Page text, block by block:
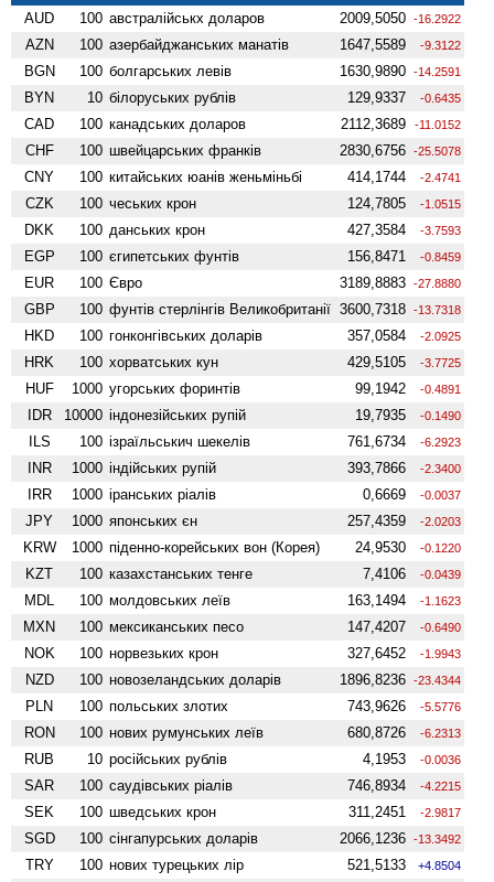
AUD
100 австралійськх доларов 2009,5050 -16.2922
AZN 100 азербайджанських манатів 1647,5589 -9.3122
BGN 100 болгарських левів 1630,9890 -14.2591
BYN 10 білоруських рублів 129,9337 -0.6435
CAD 100 канадських доларов 2112,3689 -11.0152
CHF 100 швейцарських франків 2830,6756 -25.5078
CNY 100 китайських юанів женьмiньбi 414,1744 -2.4741
CZK 100 чеських крон 124,7805 -1.0515
DKK 100 данських крон 427,3584 -3.7593
EGP 100 єгипетських фунтів 156,8471 -0.8459
EUR 100 Євро 3189,8883 -27.8880
GBP 100 фунтів стерлінгів Велико­британії 3600,7318 -13.7318
HKD 100 гонконгівських доларів 357,0584 -2.0925
HRK 100 хорватських кун 429,5105 -3.7725
HUF 1000 угорських форинтів 99,1942 -0.4891
IDR 10000 індонезійських рупій 19,7935 -0.1490
ILS 100 ізраїльськич шекелів 761,6734 -6.2923
INR 1000 індійських рупій 393,7866 -2.3400
IRR 1000 іранських ріалів 0,6669 -0.0037
JPY 1000 японських єн 257,4359 -2.0203
KRW 1000 піденно-корейських вон (Корея) 24,9530 -0.1220
KZT 100 казахстанських тенге 7,4106 -0.0439
MDL 100 молдовських леїв 163,1494 -1.1623
MXN 100 мексиканських песо 147,4207 -0.6490
NOK 100 норвезьких крон 327,6452 -1.9943
NZD 100 ново­зеландських доларів 1896,8236 -23.4344
PLN 100 польських злотих 743,9626 -5.5776
RON 100 нових румунських леїв 680,8726 -6.2313
RUB 10 російських рублів 4,1953 -0.0036
SAR 100 саудівських ріалів 746,8934 -4.2215
SEK 100 шведських крон 311,2451 -2.9817
SGD 100 сінгапурських доларів 2066,1236 -13.3492
TRY 100 нових турецьких лір 521,5133 +4.8504